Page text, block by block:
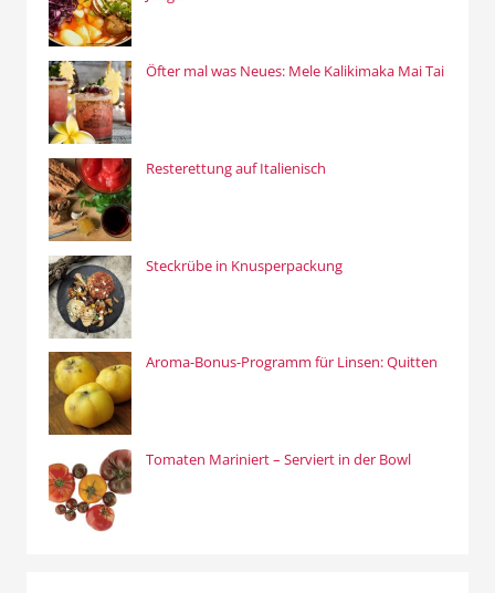
Öfter mal was Neues: Mele Kalikimaka Mai Tai
Resterettung auf Italienisch
Steckrübe in Knusperpackung
Aroma-Bonus-Programm für Linsen: Quitten
Tomaten Mariniert – Serviert in der Bowl